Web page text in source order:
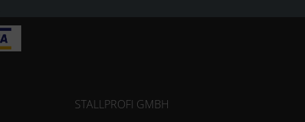
STALLPROFI GMBH